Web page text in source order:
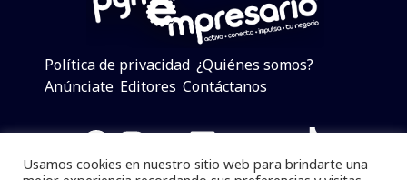
Política de privacidad ¿Quiénes somos?
Anúnciate Editores Contáctanos
Facebook
Instagram
Twitter
LinkedIn
Telegram
YouTube
TikTok
Usamos cookies en nuestro sitio web para brindarte una